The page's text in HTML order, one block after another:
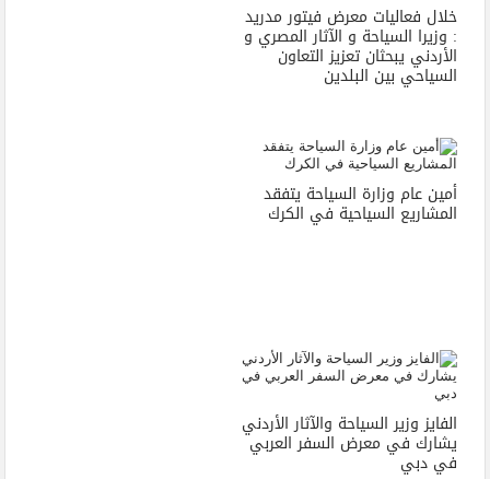
خلال فعاليات معرض فيتور مدريد
: وزيرا السياحة و الآثار المصري و
الأردني يبحثان تعزيز التعاون
السياحي بين البلدين
أمين عام وزارة السياحة يتفقد
المشاريع السياحية في الكرك
الفايز وزير السياحة والآثار الأردني
يشارك في معرض السفر العربي
في دبي